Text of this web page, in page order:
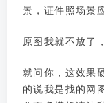
景，证件照场景
原图我就不放了
就问你，这效果
的说我是找的网